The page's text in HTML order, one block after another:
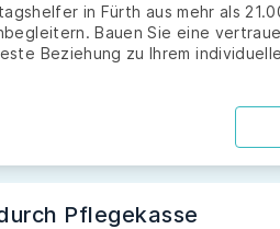
in Fürth aus mehr als
Bauen Sie eine
Beziehung zu Ihrem
Pflegekasse